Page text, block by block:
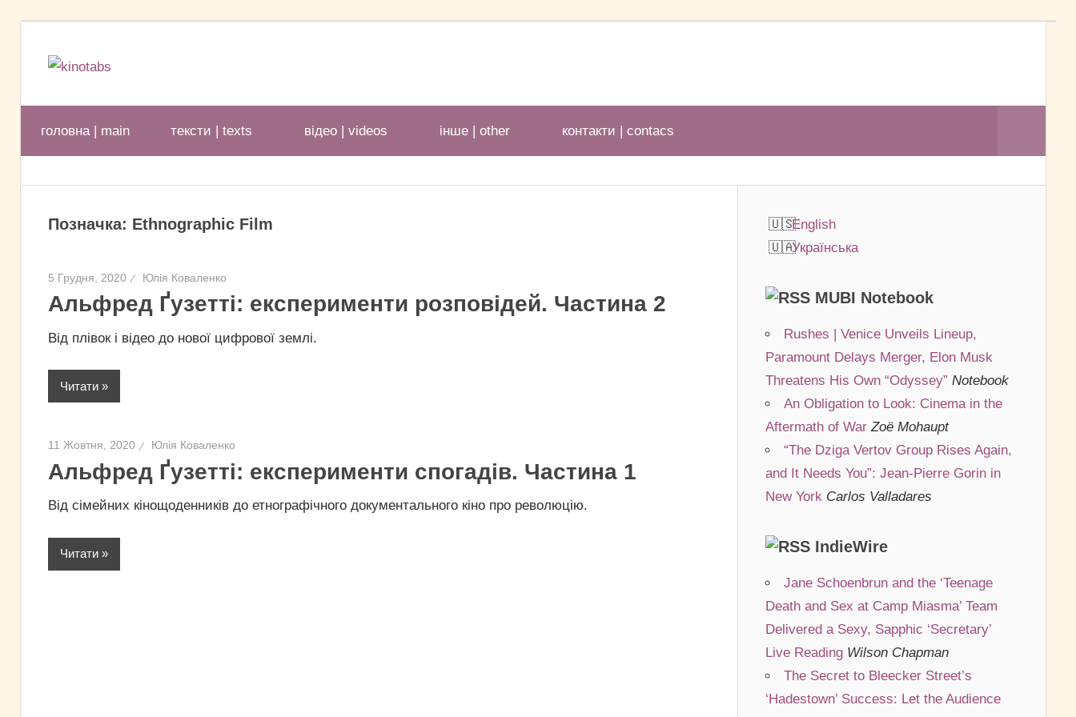
Search
головна | main тексти | texts відео | videos іншe | other контакти | contacs
Позначка: Ethnographic Film
5 Грудня, 2020 Юлія Коваленко
Альфред Ґузетті: експерименти розповідей. Частина 2
Від плівок і відео до нової цифрової землі.
Читати
11 Жовтня, 2020 Юлія Коваленко
Альфред Ґузетті: експерименти спогадів. Частина 1
Від сімейних кінощоденників до етнографічного документального кіно про революцію.
Читати
English
Українська
MUBI Notebook
Rushes | Venice Unveils Lineup,
Paramount Delays Merger, Elon Musk
Threatens His Own “Odyssey” Notebook
An Obligation to Look: Cinema in the
Aftermath of War Zoë Mohaupt
“The Dziga Vertov Group Rises Again,
and It Needs You”: Jean-Pierre Gorin in
New York Carlos Valladares
IndieWire
Jane Schoenbrun and the ‘Teenage
Death and Sex at Camp Miasma’ Team
Delivered a Sexy, Sapphic ‘Secretary’
Live Reading Wilson Chapman
The Secret to Bleecker Street’s
‘Hadestown’ Success: Let the Audience